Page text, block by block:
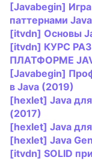
[Javabegin]
паттернами Java
[itvdn] Основы
[itvdn] КУРС
ПЛАТФОРМЕ
[Javabegin]
в Java (2019)
[hexlet] Java
(2017)
[hexlet] Java
[hexlet] Java
[itvdn] SOLID